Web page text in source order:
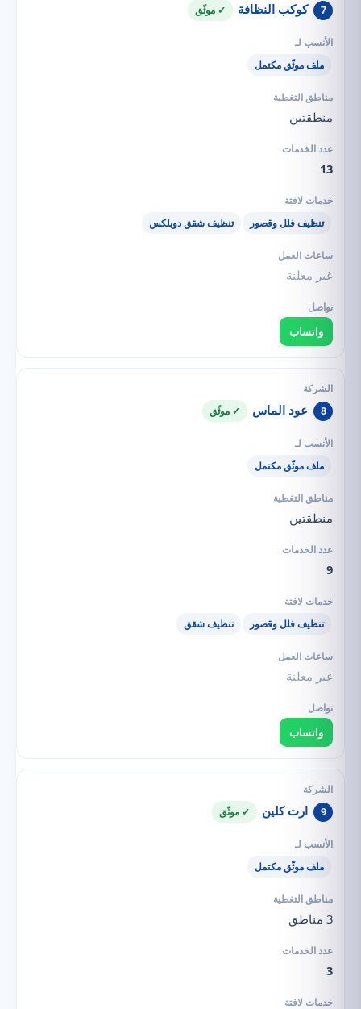
7 كوكب النظافة ✓ موثّق
ملف موثّق مكتمل
منطقتين
13
تنظيف فلل وقصور تنظيف شقق دوبلكس
غير معلنة
واتساب
8 عود الماس ✓ موثّق
ملف موثّق مكتمل
منطقتين
9
تنظيف فلل وقصور تنظيف شقق
غير معلنة
واتساب
9 ارت كلين ✓ موثّق
ملف موثّق مكتمل
3 مناطق
3